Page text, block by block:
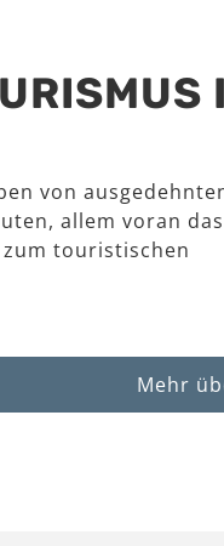
von
allem voran das
zum touristischen
Mehr